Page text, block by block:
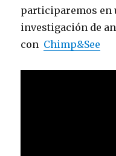
participaremos en
investigación de
con Chimp&See